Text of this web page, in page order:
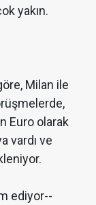
yakın.
Milan ile
Euro olarak
vardı ve
ediyor--